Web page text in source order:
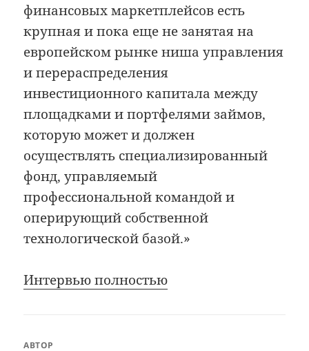
финансовых маркетплейсов есть
крупная и пока еще не занятая на
европейском рынке ниша управления
и перераспределения
инвестиционного капитала между
площадками и портфелями займов,
которую может и должен
осуществлять специализированный
фонд, управляемый
профессиональной командой и
оперирующий собственной
технологической базой.»
Интервью полностью
АВТОР